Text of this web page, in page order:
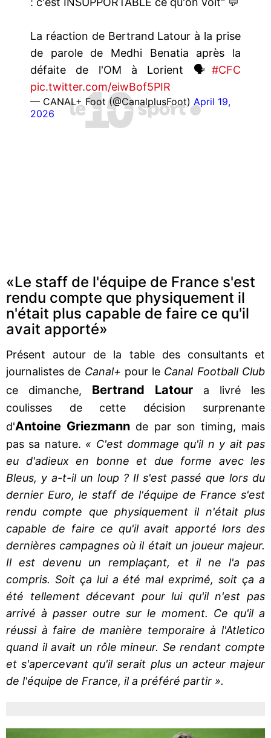
La réaction de Bertrand Latour à la prise
de parole de Medhi Benatia après la
défaite de l'OM à Lorient 🗣️ #CFC
pic.twitter.com/eiwBof5PIR
— CANAL+ Foot (@CanalplusFoot) April 19,
2026
«Le staff de l'équipe de France s'est
rendu compte que physiquement il
n'était plus capable de faire ce qu'il
avait apporté»
Présent autour de la table des consultants et
journalistes de Canal+ pour le Canal Football Club
ce dimanche, Bertrand Latour
a livré les
coulisses de cette décision surprenante
d'Antoine Griezmann de par son timing, mais
pas sa nature. « C'est dommage qu'il n y ait pas
eu d'adieux en bonne et due forme avec les
Bleus, y a-t-il un loup ? Il s'est passé que lors du
dernier Euro, le staff de l'équipe de France s'est
rendu compte que physiquement il n'était plus
capable de faire ce qu'il avait apporté lors des
dernières campagnes où il était un joueur majeur.
Il est devenu un remplaçant, et il ne l'a pas
compris. Soit ça lui a été mal exprimé, soit ça a
été tellement décevant pour lui qu'il n'est pas
arrivé à passer outre sur le moment. Ce qu'il a
réussi à faire de manière temporaire à l'Atletico
quand il avait un rôle mineur. Se rendant compte
et s'apercevant qu'il serait plus un acteur majeur
de l'équipe de France, il a préféré partir ».